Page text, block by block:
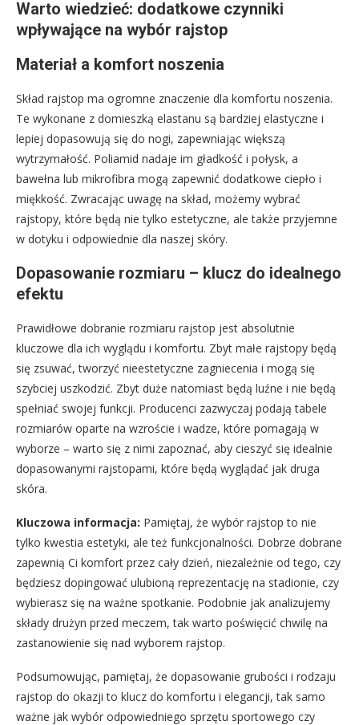
Warto wiedzieć: dodatkowe czynniki
wpływające na wybór rajstop
Materiał a komfort noszenia
Skład rajstop ma ogromne znaczenie dla komfortu noszenia.
Te wykonane z domieszką elastanu są bardziej elastyczne i
lepiej dopasowują się do nogi, zapewniając większą
wytrzymałość. Poliamid nadaje im gładkość i połysk, a
bawełna lub mikrofibra mogą zapewnić dodatkowe ciepło i
miękkość. Zwracając uwagę na skład, możemy wybrać
rajstopy, które będą nie tylko estetyczne, ale także przyjemne
w dotyku i odpowiednie dla naszej skóry.
Dopasowanie rozmiaru – klucz do idealnego
efektu
Prawidłowe dobranie rozmiaru rajstop jest absolutnie
kluczowe dla ich wyglądu i komfortu. Zbyt małe rajstopy będą
się zsuwać, tworzyć nieestetyczne zagniecenia i mogą się
szybciej uszkodzić. Zbyt duże natomiast będą luźne i nie będą
spełniać swojej funkcji. Producenci zazwyczaj podają tabele
rozmiarów oparte na wzroście i wadze, które pomagają w
wyborze – warto się z nimi zapoznać, aby cieszyć się idealnie
dopasowanymi rajstopami, które będą wyglądać jak druga
skóra.
Kluczowa informacja: Pamiętaj, że wybór rajstop to nie
tylko kwestia estetyki, ale też funkcjonalności. Dobrze dobrane
zapewnią Ci komfort przez cały dzień, niezależnie od tego, czy
będziesz dopingować ulubioną reprezentację na stadionie, czy
wybierasz się na ważne spotkanie. Podobnie jak analizujemy
składy drużyn przed meczem, tak warto poświęcić chwilę na
zastanowienie się nad wyborem rajstop.
Podsumowując, pamiętaj, że dopasowanie grubości i rodzaju
rajstop do okazji to klucz do komfortu i elegancji, tak samo
ważne jak wybór odpowiedniego sprzętu sportowego czy